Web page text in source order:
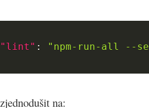
"lint" : "npm-run-all
zjednodušit na: